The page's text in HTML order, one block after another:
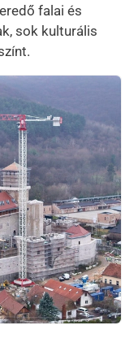
falai és
sok kulturális